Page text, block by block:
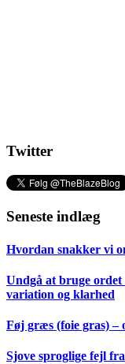
Twitter
Seneste indlæg
Hvordan snakker vi
Undgå at bruge ordet
variation og klarhed
Føj græs (foie gras) –
Sjove sproglige fejl